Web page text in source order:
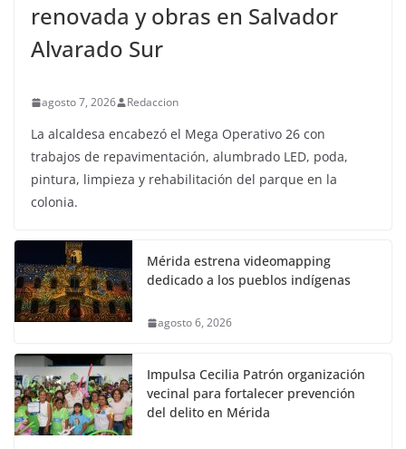
renovada y obras en Salvador
Alvarado Sur
agosto 7, 2026 Redaccion
La alcaldesa encabezó el Mega Operativo 26 con
trabajos de repavimentación, alumbrado LED, poda,
pintura, limpieza y rehabilitación del parque en la
colonia.
Mérida estrena videomapping
dedicado a los pueblos indígenas
agosto 6, 2026
Impulsa Cecilia Patrón organización
vecinal para fortalecer prevención
del delito en Mérida